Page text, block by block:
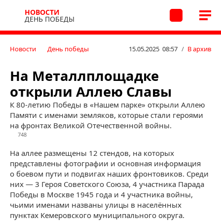
НОВОСТИ
ДЕНЬ ПОБЕДЫ
Новости День победы 15.05.2025 08:57 / В архив
На Металлплощадке
открыли Аллею Славы
К 80-летию Победы в «Нашем парке» открыли Аллею
Памяти с именами земляков, которые стали героями
на фронтах Великой Отечественной войны.
748
На аллее размещены 12 стендов, на которых
представлены фотографии и основная информация
о боевом пути и подвигах наших фронтовиков. Среди
них — 3 Героя Советского Союза, 4 участника Парада
Победы в Москве 1945 года и 4 участника войны,
чьими именами названы улицы в населённых
пунктах Кемеровского муниципального округа.